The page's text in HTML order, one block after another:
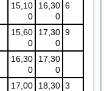
15,10
0
16,30
0
6
15,60
0
17,30
0
9
16,30
0
17,30
0
17,00
18,30 3